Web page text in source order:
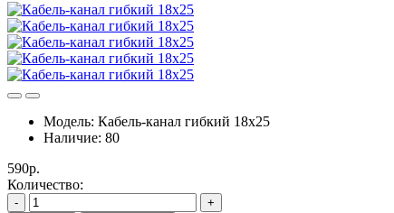
Модель: Кабель-канал гибкий 18х25
Наличие: 80
590р.
Количество:
-
+